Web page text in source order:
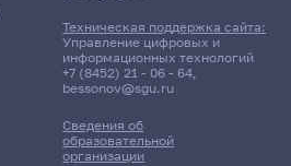
Сведения об
образовательной
организации
Техническая поддержка сайта:
Управление цифровых и
информационных технологий
+7 (8452) 21 - 06 - 64,
bessonov@sgu.ru